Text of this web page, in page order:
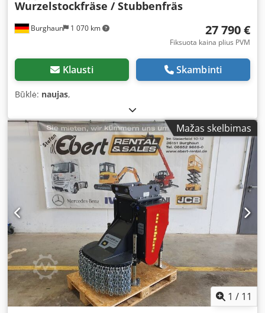
Burghaun 1 070 km
Wurzelstockfräse / Stubbenfräs
27 790 €
Fiksuota kaina plius PVM
Klausti Skambinti
Būklė: naujas,
Mažas skelbimas
1 / 11